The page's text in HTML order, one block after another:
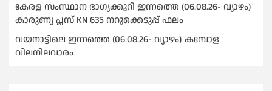
കേരള സംസ്ഥാന ഭാഗ്യക്കുറി ഇന്നത്തെ (06.08.26- വ്യാഴം)
കാരുണ്യ പ്ലസ് KN 635 നറുക്കെടുപ്പ് ഫലം
വയനാട്ടിലെ ഇന്നത്തെ (06.08.26- വ്യാഴം) കമ്പോള
വിലനിലവാരം